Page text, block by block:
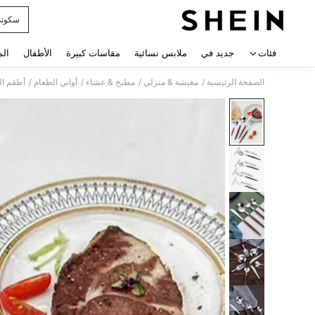
فئات جديد في ملابس نسائية مقاسات كبيرة الأطفال
الصفحة الرئيسية / معيشة & منزلي / مطبخ & عشاء / أواني الطعام / أطقم